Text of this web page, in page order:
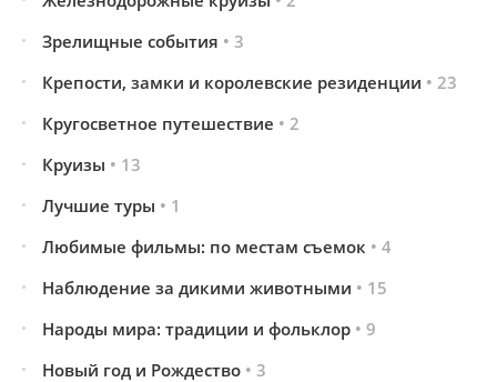
Зрелищные события • 3
Крепости, замки и королевские резиденции • 23
Кругосветное путешествие • 2
Круизы • 13
Лучшие туры • 1
Любимые фильмы: по местам съемок • 4
Наблюдение за дикими животными • 15
Народы мира: традиции и фольклор • 9
Новый год и Рождество • 3